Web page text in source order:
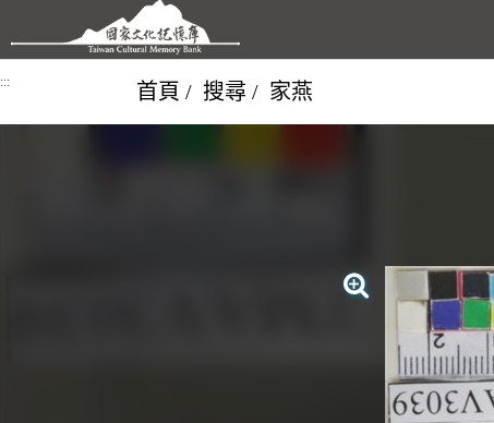
跳到主要內容區塊
::: 首頁 搜尋 家燕